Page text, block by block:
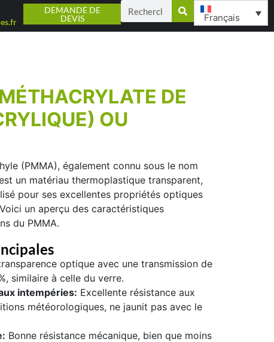
DEMANDE DE
DEVIS
Français
DE
OU
(PMMA), également connu sous le nom
un matériau thermoplastique transparent,
pour ses excellentes propriétés optiques
un aperçu des caractéristiques
du PMMA.
optique avec une transmission de
similaire à celle du verre.
intempéries: Excellente résistance aux
météorologiques, ne jaunit pas avec le
Bonne résistance mécanique, bien que moins